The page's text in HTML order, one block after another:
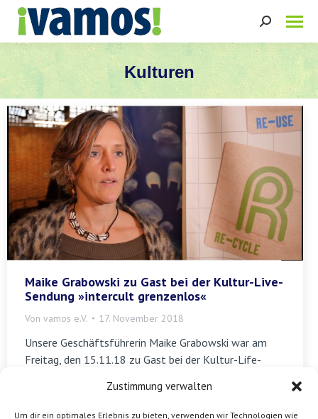
Zustimmung verwalten
Um dir ein optimales Erlebnis zu bieten, verwenden wir Technologien wie
Search:
Kulturen
Sie befinden sich hier:
Maike Grabowski zu Gast bei der Kultur-Live-
Sendung »intercult grenzenlos«
Von vamos e.V. 17. November 2018
Unsere Geschäftsführerin Maike Grabowski war am
Freitag, den 15.11.18 zu Gast bei der Kultur-Life-
„Karneval der Kulturen? „ wurde in einer Talk Runde
diskutiert: Sind wir eins, oder feiert jede Kultur ihren